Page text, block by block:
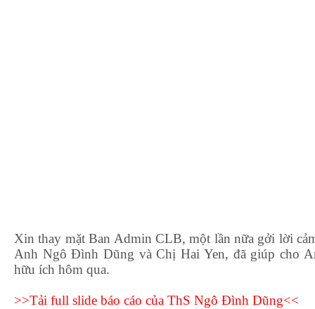
Xin thay mặt Ban Admin CLB, một lần nữa gởi lời
Anh Ngô Đình Dũng và Chị Hai Yen, đã giúp cho
hữu ích hôm qua.
>>Tải full slide báo cáo của ThS Ngô Đình Dũng<<